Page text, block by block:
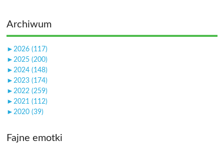
Archiwum
►2026 (117)
►2025 (200)
►2024 (148)
►2023 (174)
►2022 (259)
►2021 (112)
►2020 (39)
Fajne emotki